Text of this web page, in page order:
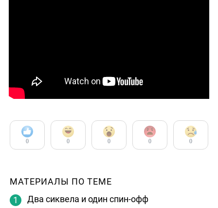
0 0 0 0 0
МАТЕРИАЛЫ ПО ТЕМЕ
Два сиквела и один спин-офф